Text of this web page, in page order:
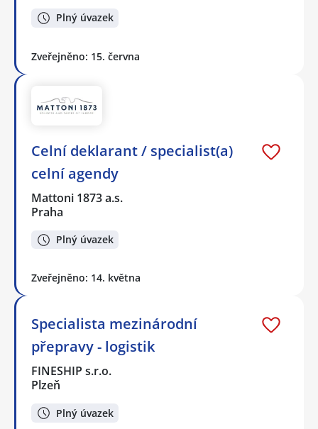
Plný úvazek
Zveřejněno: 15. června
Celní deklarant / specialist(a)
celní agendy
Mattoni 1873 a.s.
Praha
Plný úvazek
Zveřejněno: 14. května
Specialista mezinárodní
přepravy - logistik
FINESHIP s.r.o.
Plzeň
Plný úvazek